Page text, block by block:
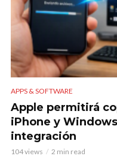
APPS & SOFTWARE
Apple permitirá
iPhone y
integración
104 views 2 min read